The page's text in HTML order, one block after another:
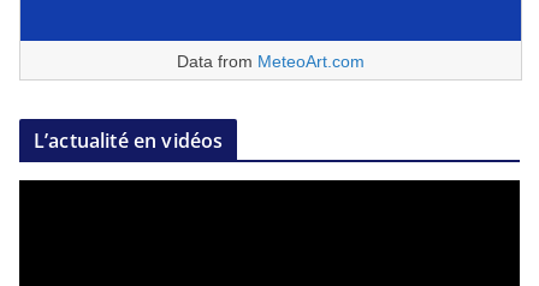
Data from MeteoArt.com
L’actualité en vidéos